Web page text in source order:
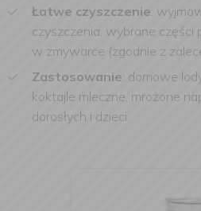
Łatwe czyszczenie:
czyszczenia, wybrane części
w zmywarce (zgodnie z
Zastosowanie: domowe
koktajle mleczne, mrożone
dorosłych i dzieci.